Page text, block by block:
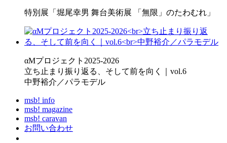
特別展「堀尾幸男 舞台美術展 「無限」のたわむれ」
αMプロジェクト2025-2026
立ち止まり振り返る、そして前を向く｜vol.6
中野裕介／パラモデル
msb! info
msb! magazine
msb! caravan
お問い合わせ